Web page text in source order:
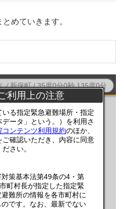
めていきます。